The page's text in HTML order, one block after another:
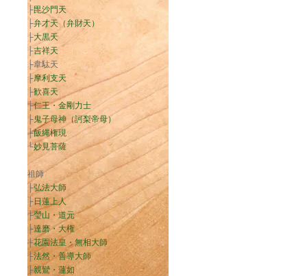
├毘沙門天
├弁才天（弁財天）
├大黒天
├吉祥天
├韋駄天
├摩利支天
├歓喜天
├仁王・金剛力士
├鬼子母神（訶梨帝母）
├飯縄権現
└妙見菩薩
祖師
├弘法大師
├日蓮上人
├瑩山・道元
├達磨・大権
├花園法皇・無相大師
├法然・善導大師
├親鸞・蓮如